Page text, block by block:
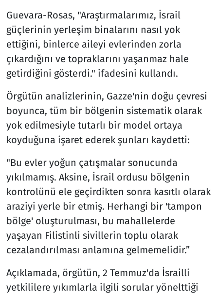
Guevara-Rosas, "Araştırmalarımız, İsrail
güçlerinin yerleşim binalarını nasıl yok
ettiğini, binlerce aileyi evlerinden zorla
çıkardığını ve topraklarını yaşanmaz hale
getirdiğini gösterdi." ifadesini kullandı.
Örgütün analizlerinin, Gazze'nin doğu çevresi
boyunca, tüm bir bölgenin sistematik olarak
yok edilmesiyle tutarlı bir model ortaya
koyduğuna işaret ederek şunları kaydetti:
"Bu evler yoğun çatışmalar sonucunda
yıkılmamış. Aksine, İsrail ordusu bölgenin
kontrolünü ele geçirdikten sonra kasıtlı olarak
araziyi yerle bir etmiş. Herhangi bir 'tampon
bölge' oluşturulması, bu mahallelerde
yaşayan Filistinli sivillerin toplu olarak
cezalandırılması anlamına gelmemelidir.”
Açıklamada, örgütün, 2 Temmuz'da İsrailli
yetkililere yıkımlarla ilgili sorular yönelttiği